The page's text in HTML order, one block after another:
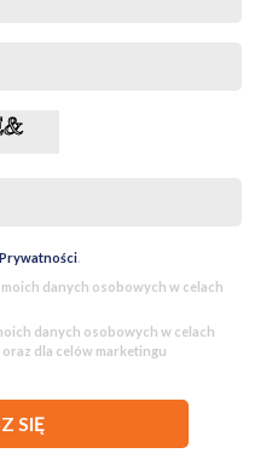
.
danych osobowych w celach
danych osobowych w celach
dla celów marketingu
SIĘ